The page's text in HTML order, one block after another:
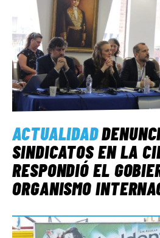
ACTUALIDAD
SINDICATOS EN LA
RESPONDIÓ EL
ORGANISMO